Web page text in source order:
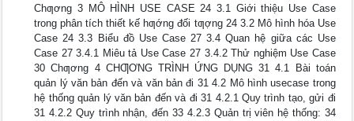
Chƣơng 3 MÔ HÌNH USE CASE 24 3.1 Giới thiệu Use Case
trong phân tích thiết kế hƣớng đối tƣợng 24 3.2 Mô hình hóa Use
Case 24 3.3 Biểu đồ Use Case 27 3.4 Quan hệ giữa các Use
Case 27 3.4.1 Miêu tả Use Case 27 3.4.2 Thử nghiệm Use Case
30 Chƣơng 4 CHƢƠNG TRÌNH ỨNG DỤNG 31 4.1 Bài toán
quản lý văn bản đến và văn bản đi 31 4.2 Mô hình usecase trong
hệ thống quản lý văn bản đến và đi 31 4.2.1 Quy trình tạo, gửi đi
31 4.2.2 Quy trình nhận, đến 33 4.2.3 Quản trị viên hệ thống: 34